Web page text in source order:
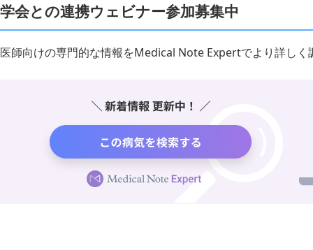
学会との連携ウェビナー参加募集中
医師向けの専門的な情報をMedical Note Expertでより詳しく